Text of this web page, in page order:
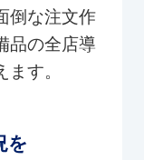
倒な注文作
品の全店導
す。
を